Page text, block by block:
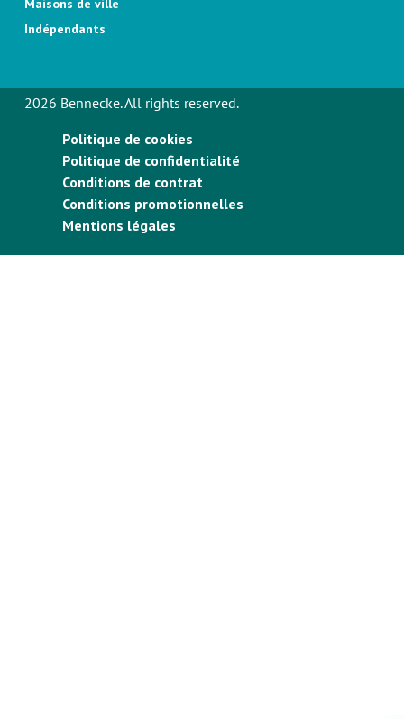
Maisons de ville
Indépendants
2026 Bennecke. All rights reserved.
Politique de cookies
Politique de confidentialité
Conditions de contrat
Conditions promotionnelles
Mentions légales